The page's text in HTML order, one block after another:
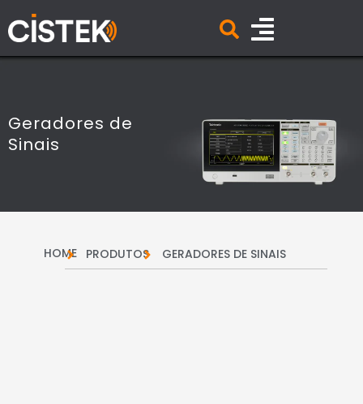
Geradores de
Sinais
HOME PRODUTOS GERADORES DE SINAIS